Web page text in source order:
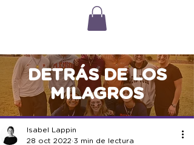
DETRÁS DE LOS
MILAGROS
Isabel Lappin
28 oct 2022 3 min de lectura